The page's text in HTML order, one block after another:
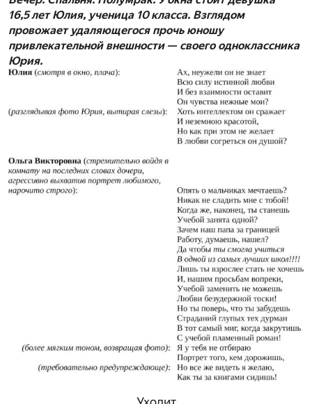
16,5 лет Юлия, ученица 10 класса. Взглядом
провожает удаляющегося прочь юношу
привлекательной внешности — своего одноклассника
Юрия.